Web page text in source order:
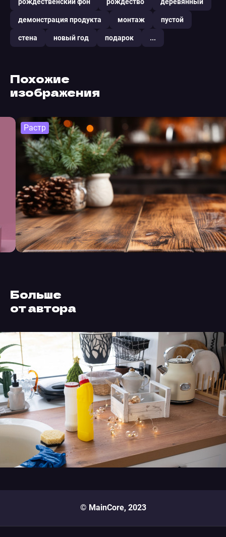
демонстрация продукта монтаж пустой
стена новый год подарок ...
Похожие
изображения
Растр
Больше
от автора
© MainCore, 2023